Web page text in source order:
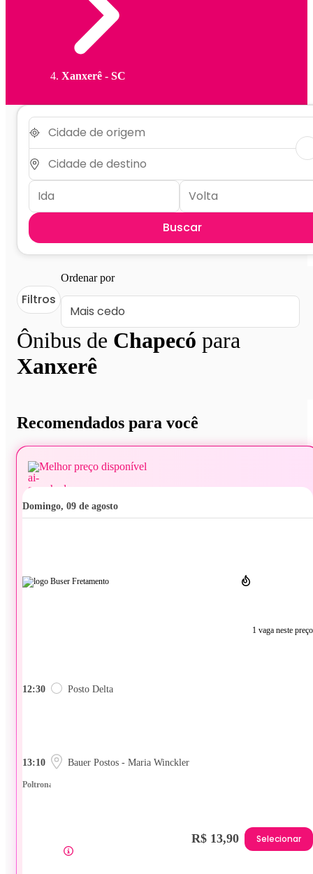
Xanxerê - SC
Buscar
Ônibus de Chapecó para
Xanxerê
Filtros
Ordenar por
Recomendados para você
Melhor preço disponível
domingo, 09 de agosto
1 vaga neste preço
12:30 Posto Delta
13:10 Bauer Postos - Maria Winckler
Poltrona
R$ 13,90 Selecionar